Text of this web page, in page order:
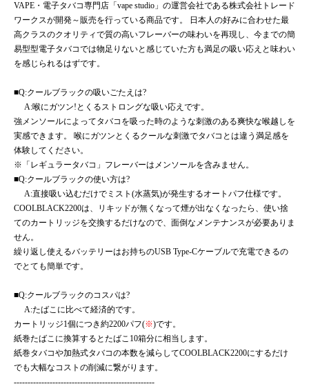
VAPE・電子タバコ専門店「vape studio」の運営会社である株式会社トレード
ワークスが開発～販売を行っている商品です。 日本人の好みに合わせた最
高クラスのクオリティで質の高いフレーバーの味わいを再現し、今までの簡
易型型電子タバコでは物足りないと感じていた方も満足の吸い応えと味わい
を感じられるはずです。
■Q:クールブラックの吸いごたえは?
A:喉にガツン!とくるストロングな吸い応えです。
強メンソールによってタバコを吸った時のような刺激のある爽快な喉越しを
実感できます。 喉にガツンとくるクールな刺激でタバコとは違う満足感を
体験してください。
※「レギュラータバコ」フレーバーはメンソールを含みません。
■Q:クールブラックの使い方は?
A:直接吸い込むだけでミスト(水蒸気)が発生するオートパフ仕様です。
COOLBLACK2200は、リキッドが無くなって煙が出なくなったら、使い捨
てのカートリッジを交換するだけなので、面倒なメンテナンスが必要ありま
せん。
繰り返し使えるバッテリーはお持ちのUSB Type-Cケーブルで充電できるの
でとても簡単です。
■Q:クールブラックのコスパは?
A:たばこに比べて経済的です。
カートリッジ1個につき約2200パフ(※)です。
紙巻たばこに換算するとたばこ10箱分に相当します。
紙巻タバコや加熱式タバコの本数を減らしてCOOLBLACK2200にするだけ
でも大幅なコストの削減に繋がります。